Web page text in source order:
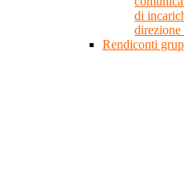
di
Rendiconti